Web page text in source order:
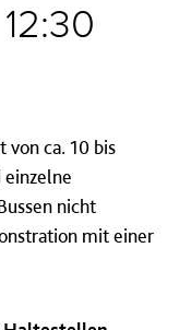
von ca. 10 bis
einzelne
nicht
mit einer